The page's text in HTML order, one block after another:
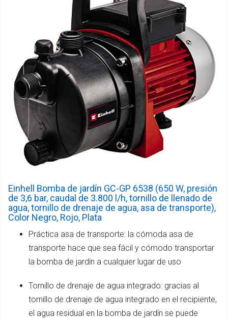
Einhell Bomba de jardín GC-GP 6538 (650 W, presión
de 3,6 bar, caudal de 3.800 l/h, tornillo de llenado de
agua, tornillo de drenaje de agua, asa de transporte),
Color Negro, Rojo, Plata
Práctica asa de transporte: la cómoda asa de
transporte hace que sea fácil y cómodo transportar
la bomba de jardín a cualquier lugar de uso
Tornillo de drenaje de agua integrado: gracias al
tornillo de drenaje de agua integrado en el recipiente,
el agua residual en la bomba de jardín se puede